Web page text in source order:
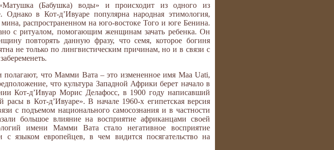
(Бабушка) воды» и происходит из одного из
Однако в Кот-д’Ивуаре популярна народная этимология,
распространенном на юго-востоке Того и юге Бенина.
с ритуалом, помогающим женщинам зачать ребенка. Он
повторять данную фразу, что семя, которое богиня
не только по лингвистическим причинам, но и в связи с
что Мамми Вата – это измененное имя Maa Uati,
что культура Западной Африки берет начало в
Кот-д’Ивуар Морис Делафосс, в 1900 году написавший
в Кот-д’Ивуаре». В начале 1960-х египетская версия
с подъемом национального самосознания и в частности
большое влияние на восприятие африканцами своей
имени Мамми Вата стало негативное восприятие
языком европейцев, в чем видится посягательство на